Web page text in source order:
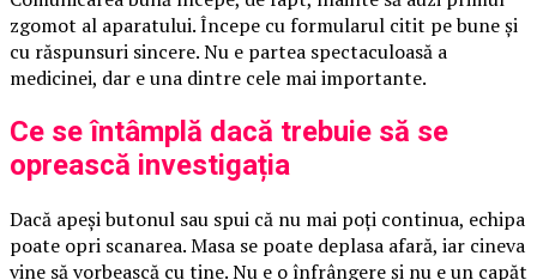
zgomot al aparatului. Începe cu formularul citit pe bune și
cu răspunsuri sincere. Nu e partea spectaculoasă a
medicinei, dar e una dintre cele mai importante.
Ce se întâmplă dacă trebuie să se
oprească investigația
Dacă apeși butonul sau spui că nu mai poți continua, echipa
poate opri scanarea. Masa se poate deplasa afară, iar cineva
vine să vorbească cu tine. Nu e o înfrângere și nu e un capăt